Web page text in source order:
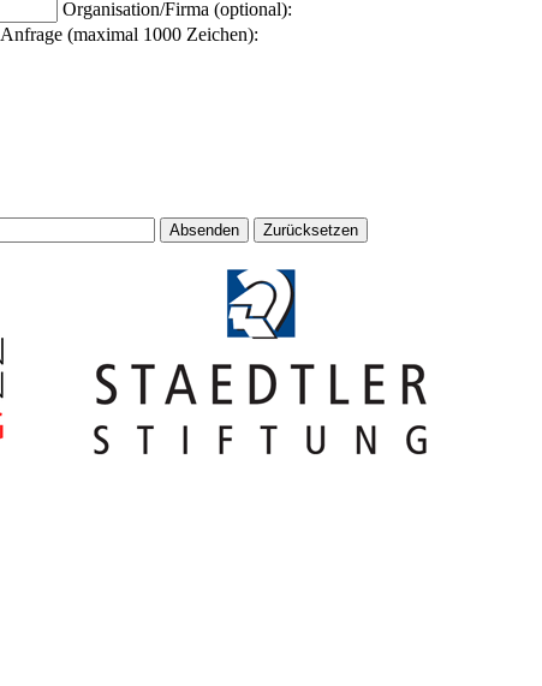
Organisation/Firma (optional):
Anfrage (maximal 1000 Zeichen):